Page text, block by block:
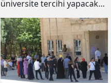
üniversite tercihi yapacak
öğrenciler için danışmanlık
hizmeti veriyor.